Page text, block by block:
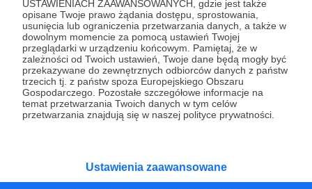
USTAWIENIACH ZAAWANSOWANYCH, gdzie jest także
opisane Twoje prawo żądania dostępu, sprostowania,
usunięcia lub ograniczenia przetwarzania danych, a także w
dowolnym momencie za pomocą ustawień Twojej
przeglądarki w urządzeniu końcowym. Pamiętaj, że w
zależności od Twoich ustawień, Twoje dane będą mogły być
przekazywane do zewnętrznych odbiorców danych z państw
trzecich tj. z państw spoza Europejskiego Obszaru
Gospodarczego. Pozostałe szczegółowe informacje na
temat przetwarzania Twoich danych w tym celów
przetwarzania znajdują się w naszej polityce prywatności.
Ustawienia zaawansowane
UTKALIŚMY już kawał relacji!
Bardzo dziękujemy za ten gest! Twoje wsparcie
traktujemy jako wyraz głębokiej wiary w naszą misję
urzeczywistniania SpoTKANIA. Ten poziom wsparcia
to równowartość biletu na naprawdę dobre
wydarzenie kulturalne. To wsparcie umożliwiające nam
stabilny rozwój i skupienie się na naszej misji, którą
Na tym poziomie wsparcia zyskujesz wszystko, co
zawierają poprzednie progi. Dodatkowo zyskasz: